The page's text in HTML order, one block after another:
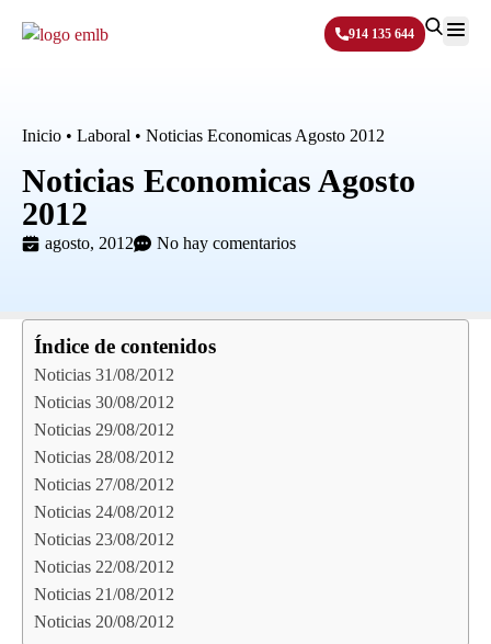
914 135 644
Inicio • Laboral • Noticias Economicas Agosto 2012
Noticias Economicas Agosto
2012
agosto, 2012 No hay comentarios
Índice de contenidos
Noticias 31/08/2012
Noticias 30/08/2012
Noticias 29/08/2012
Noticias 28/08/2012
Noticias 27/08/2012
Noticias 24/08/2012
Noticias 23/08/2012
Noticias 22/08/2012
Noticias 21/08/2012
Noticias 20/08/2012